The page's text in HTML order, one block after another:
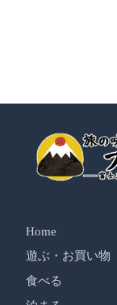
Home
遊ぶ・お買い物
食べる